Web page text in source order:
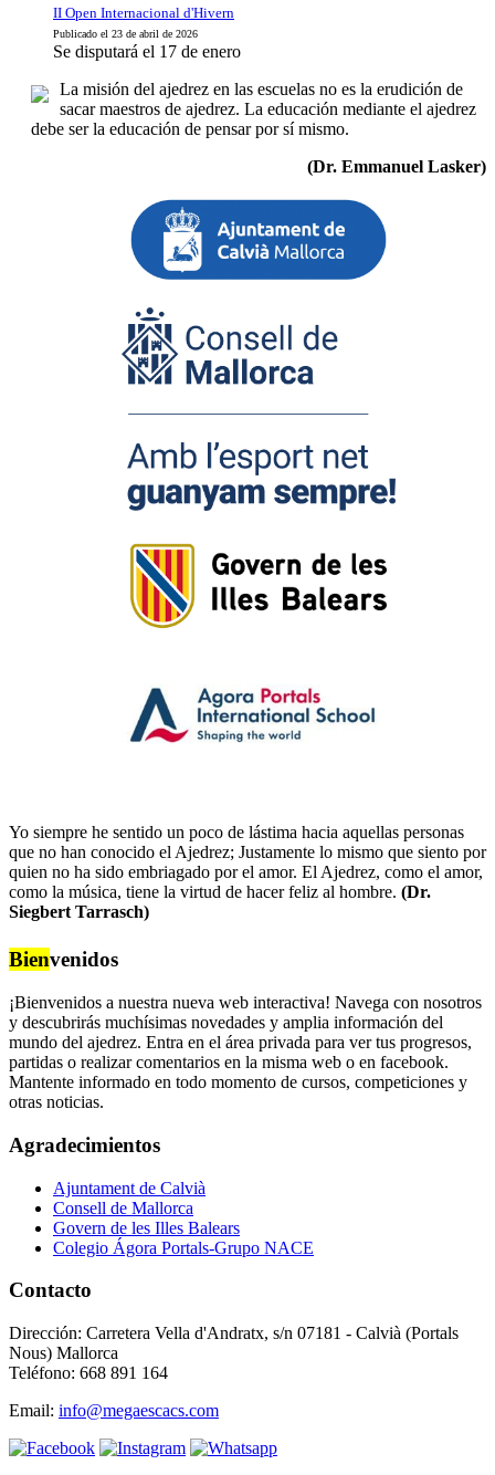
II Open Internacional d'Hivern
Publicado el 23 de abril de 2026
Se disputará el 17 de enero
La misión del ajedrez en las escuelas no es la erudición de
sacar maestros de ajedrez. La educación mediante el ajedrez
debe ser la educación de pensar por sí mismo.
(Dr. Emmanuel Lasker)
Yo siempre he sentido un poco de lástima hacia aquellas personas
que no han conocido el Ajedrez; Justamente lo mismo que siento por
quien no ha sido embriagado por el amor. El Ajedrez, como el amor,
como la música, tiene la virtud de hacer feliz al hombre. (Dr.
Siegbert Tarrasch)
Bienvenidos
¡Bienvenidos a nuestra nueva web interactiva! Navega con nosotros
y descubrirás muchísimas novedades y amplia información del
mundo del ajedrez. Entra en el área privada para ver tus progresos,
partidas o realizar comentarios en la misma web o en facebook.
Mantente informado en todo momento de cursos, competiciones y
otras noticias.
Agradecimientos
Ajuntament de Calvià
Consell de Mallorca
Govern de les Illes Balears
Colegio Ágora Portals-Grupo NACE
Contacto
Dirección: Carretera Vella d'Andratx, s/n 07181 - Calvià (Portals
Nous) Mallorca
Teléfono: 668 891 164
Email: info@megaescacs.com